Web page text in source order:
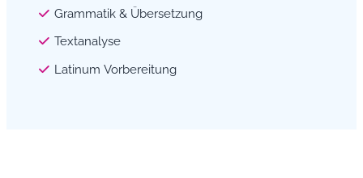
Grammatik & Übersetzung
Textanalyse
Latinum Vorbereitung